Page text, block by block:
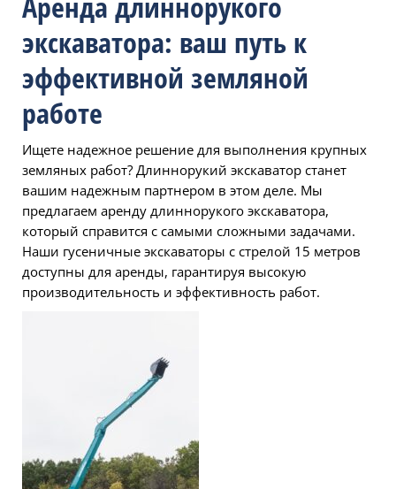
экскаватора: ваш путь к
эффективной земляной
работе
Ищете надежное решение для выполнения крупных
земляных работ? Длиннорукий экскаватор станет
вашим надежным партнером в этом деле. Мы
предлагаем аренду длиннорукого экскаватора,
который справится с самыми сложными задачами.
Наши гусеничные экскаваторы с стрелой 15 метров
доступны для аренды, гарантируя высокую
производительность и эффективность работ.